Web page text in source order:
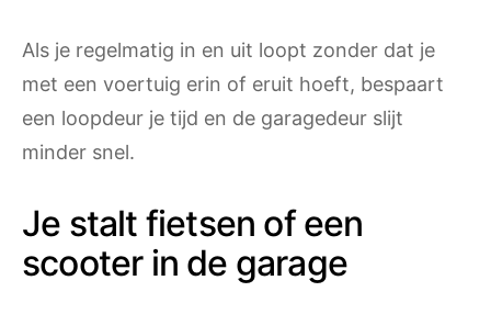
Als je regelmatig in en uit loopt zonder dat je
met een voertuig erin of eruit hoeft, bespaart
een loopdeur je tijd en de garagedeur slijt
minder snel.
Je stalt fietsen of een
scooter in de garage